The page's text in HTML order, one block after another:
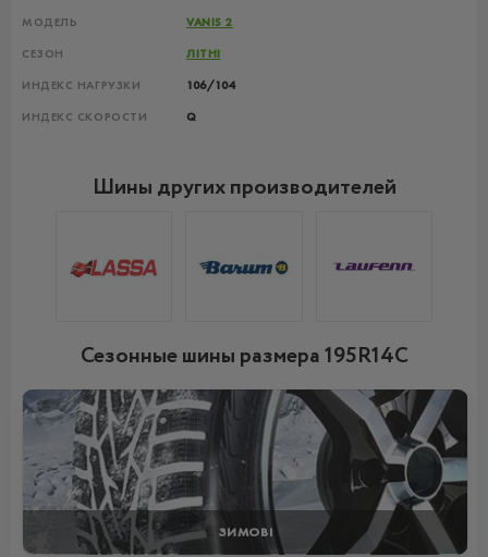
МОДЕЛЬ VANIS 2
СЕЗОН ЛІТНІ
ИНДЕКС НАГРУЗКИ 106/104
ИНДЕКС СКОРОСТИ Q
Шины других производителей
Сезонные шины размера 195R14C
ЗИМОВІ